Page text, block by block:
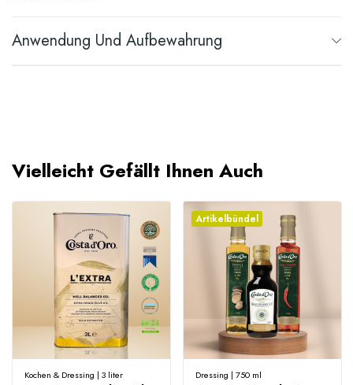
Anwendung Und Aufbewahrung
Vielleicht Gefällt Ihnen Auch
Kochen & Dressing | 3 liter
Artikelbündel
Dressing | 750 ml